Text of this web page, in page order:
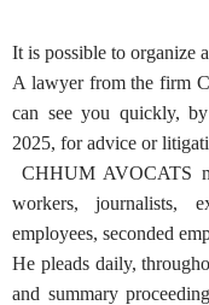
It is possible to organize
A lawyer from the firm
can see you quickly,
2025, for advice or
CHHUM AVOCATS
workers, journalists,
employees, seconded
He pleads daily,
and summary